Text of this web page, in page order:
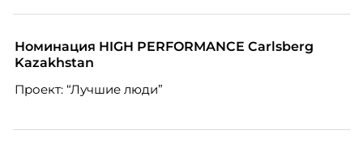
«свадебного генерала», почему стандартные
системы оценки часто упускают самых талантливых
того, как он проявится в цифрах KPI, рассказывает
стратегическому развитию и формированию
Номинация HIGH PERFORMANCE Carlsberg
Kazakhstan
Проект: “Лучшие люди”